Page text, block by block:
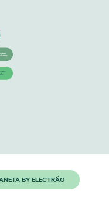
BY ELECTRÃO